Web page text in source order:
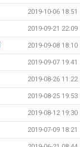
2019-10-06 18:51
2019-09-21 22:09
2019-09-08 18:10
2019-09-07 19:41
2019-08-26 11:22
2019-08-25 19:53
2019-08-12 19:30
2019-07-09 18:21